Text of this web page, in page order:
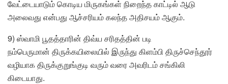
வேட்டையாடும் கொடிய மிருகங்கள் நிறைந்த காட்டில் ஆடு
அலைவது என்பது ஆச்சரியம் கலந்த அதிசயம் ஆகும்.
9) ஸ்வாமி பூதத்தாரின் திவ்ய சரிதத்தின் படி
நம்பெருமான் திருக்கயிலையில் இருந்து கிளம்பி திருச்செந்தூர்
வழியாக திருக்குறுங்குடி வரும் வரை அவரிடம் சங்கிலி
கிடையாது.